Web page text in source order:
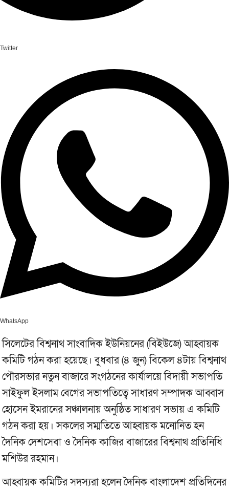
Twitter
WhatsApp
সিলেটের বিশ্বনাথ সাংবাদিক ইউনিয়নের (বিইউজে) আহ্বায়ক
কমিটি গঠন করা হয়েছে। বুধবার (৪ জুন) বিকেল ৪টায় বিশ্বনাথ
পৌরসভার নতুন বাজারে সংগঠনের কার্যালয়ে বিদায়ী সভাপতি
সাইফুল ইসলাম বেগের সভাপতিত্বে সাধারণ সম্পাদক আব্বাস
হোসেন ইমরানের সঞ্চালনায় অনুষ্ঠিত সাধারণ সভায় এ কমিটি
গঠন করা হয়। সকলের সম্মতিতে আহ্বায়ক মনোনিত হন
দৈনিক দেশসেবা ও দৈনিক কাজির বাজারের বিশ্বনাথ প্রতিনিধি
মশিউর রহমান।
আহ্বায়ক কমিটির সদস্যরা হলেন দৈনিক বাংলাদেশ প্রতিদিনের